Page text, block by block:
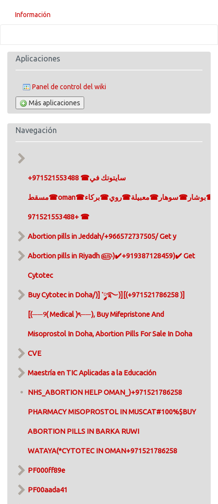
Información
Aplicaciones
Panel de control del wiki
Más aplicaciones
Navegación
+971521553488 ☎سايتوتك في
مسقط☎oman☎مسقط☎سيب☎صلالة☎بوشار☎سوهار☎معبيلة☎روي☎بركاء
+971521553488 ☎
Abortion pills in Jeddah/+966572737505/ Get y
Abortion pills in Riyadh ௵)✔️+919387128459)✔️ Get
Cytotec
Buy Cytotec in Doha/)] ་༘࿐)][(+971521786258 )]
[(──୨( Medical )ৎ──), Buy Mifepristone And
Misoprostol In Doha, Abortion Pills For Sale In Doha​
CVE
Maestría en TIC Aplicadas a la Educación
NHS_ABORTION HELP OMAN_)+971521786258
PHARMACY MISOPROSTOL IN MUSCAT#100%$BUY
ABORTION PILLS IN BARKA RUWI
WATAYA(*CYTOTEC IN OMAN+971521786258
PF000ff89e
PF00aada41